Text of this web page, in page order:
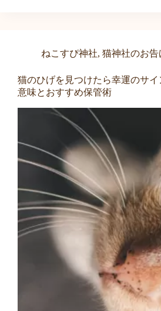
ねこすぴ神社, 猫神社のお告
猫のひげを見つけたら幸運のサ
意味とおすすめ保管術